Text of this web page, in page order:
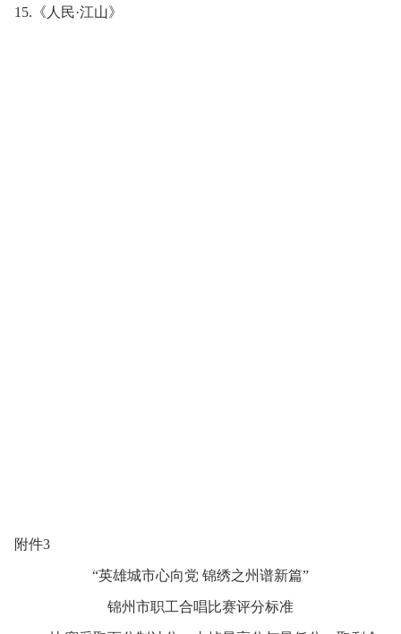
15.《人民·江山》
附件3
“英雄城市心向党 锦绣之州谱新篇”
锦州市职工合唱比赛评分标准